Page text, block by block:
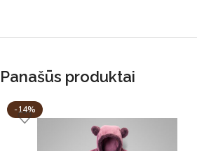
Panašūs produktai
-14%